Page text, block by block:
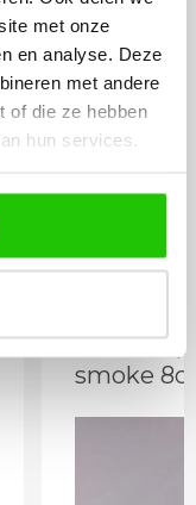
met onze
en analyse. Deze
met andere
of die ze hebben
hun services.
LED
smoke